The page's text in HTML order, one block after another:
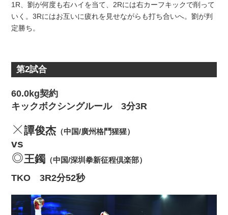
1R、劉が何度も右ハイを当て、2Rには右カーフキックで削って
いく。3Rにはお互いに疲れを見せながらも打ち合いへ。劉が判
定勝ち。
第2試合
60.0kg契約
キックボクシングルール 3分3R
譚俊杰 （中国/廣州格鬥猩猩）
vs
王鐲 （中国/深圳拳新征程倶楽部）
TKO 3R2分52秒